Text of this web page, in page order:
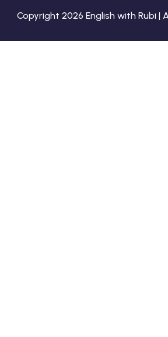
Copyright 2026 English with Rubi |